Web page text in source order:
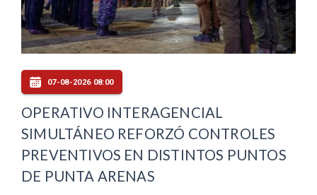
07-08-2026 08:00
OPERATIVO INTERAGENCIAL
SIMULTÁNEO REFORZÓ CONTROLES
PREVENTIVOS EN DISTINTOS PUNTOS
DE PUNTA ARENAS